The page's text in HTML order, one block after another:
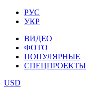
РУС
УКР
ВИДЕО
ФОТО
ПОПУЛЯРНЫЕ
СПЕЦПРОЕКТЫ
USD